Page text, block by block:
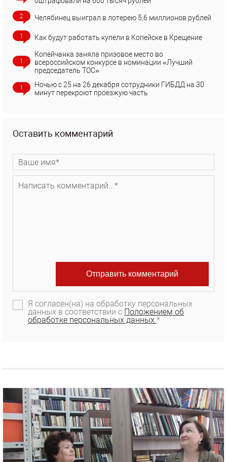
2 Челябинец выиграл в лотерею 5,6 миллионов рублей
1 Как будут работать купели в Копейске в Крещение
1
Копейчанка заняла призовое место во
всероссийском конкурсе в номинации «Лучший
председатель ТОС»
1
Ночью с 25 на 26 декабря сотрудники ГИБДД на 30
минут перекроют проезжую часть
Оставить комментарий
Я согласен(на) на обработку персональных
данных в соответствии с Положением об
обработке персональных данных.*